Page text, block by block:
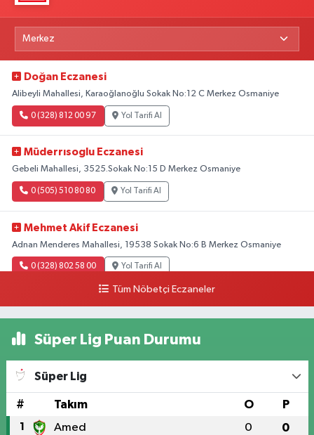
Doğan Eczanesi
Alibeyli Mahallesi, Karaoğlanoğlu Sokak No:12 C Merkez Osmaniye
0 (328) 812 00 97 Yol Tarifi Al
Müderrısoglu Eczanesi
Gebeli Mahallesi, 3525.Sokak No:15 D Merkez Osmaniye
0 (505) 510 80 80 Yol Tarifi Al
Mehmet Akif Eczanesi
Adnan Menderes Mahallesi, 19538 Sokak No:6 B Merkez Osmaniye
0 (328) 802 58 00 Yol Tarifi Al
Tüm Nöbetçi Eczaneler
Süper Lig Puan Durumu
Süper Lig
# Takım O P
1 Amed 0 0